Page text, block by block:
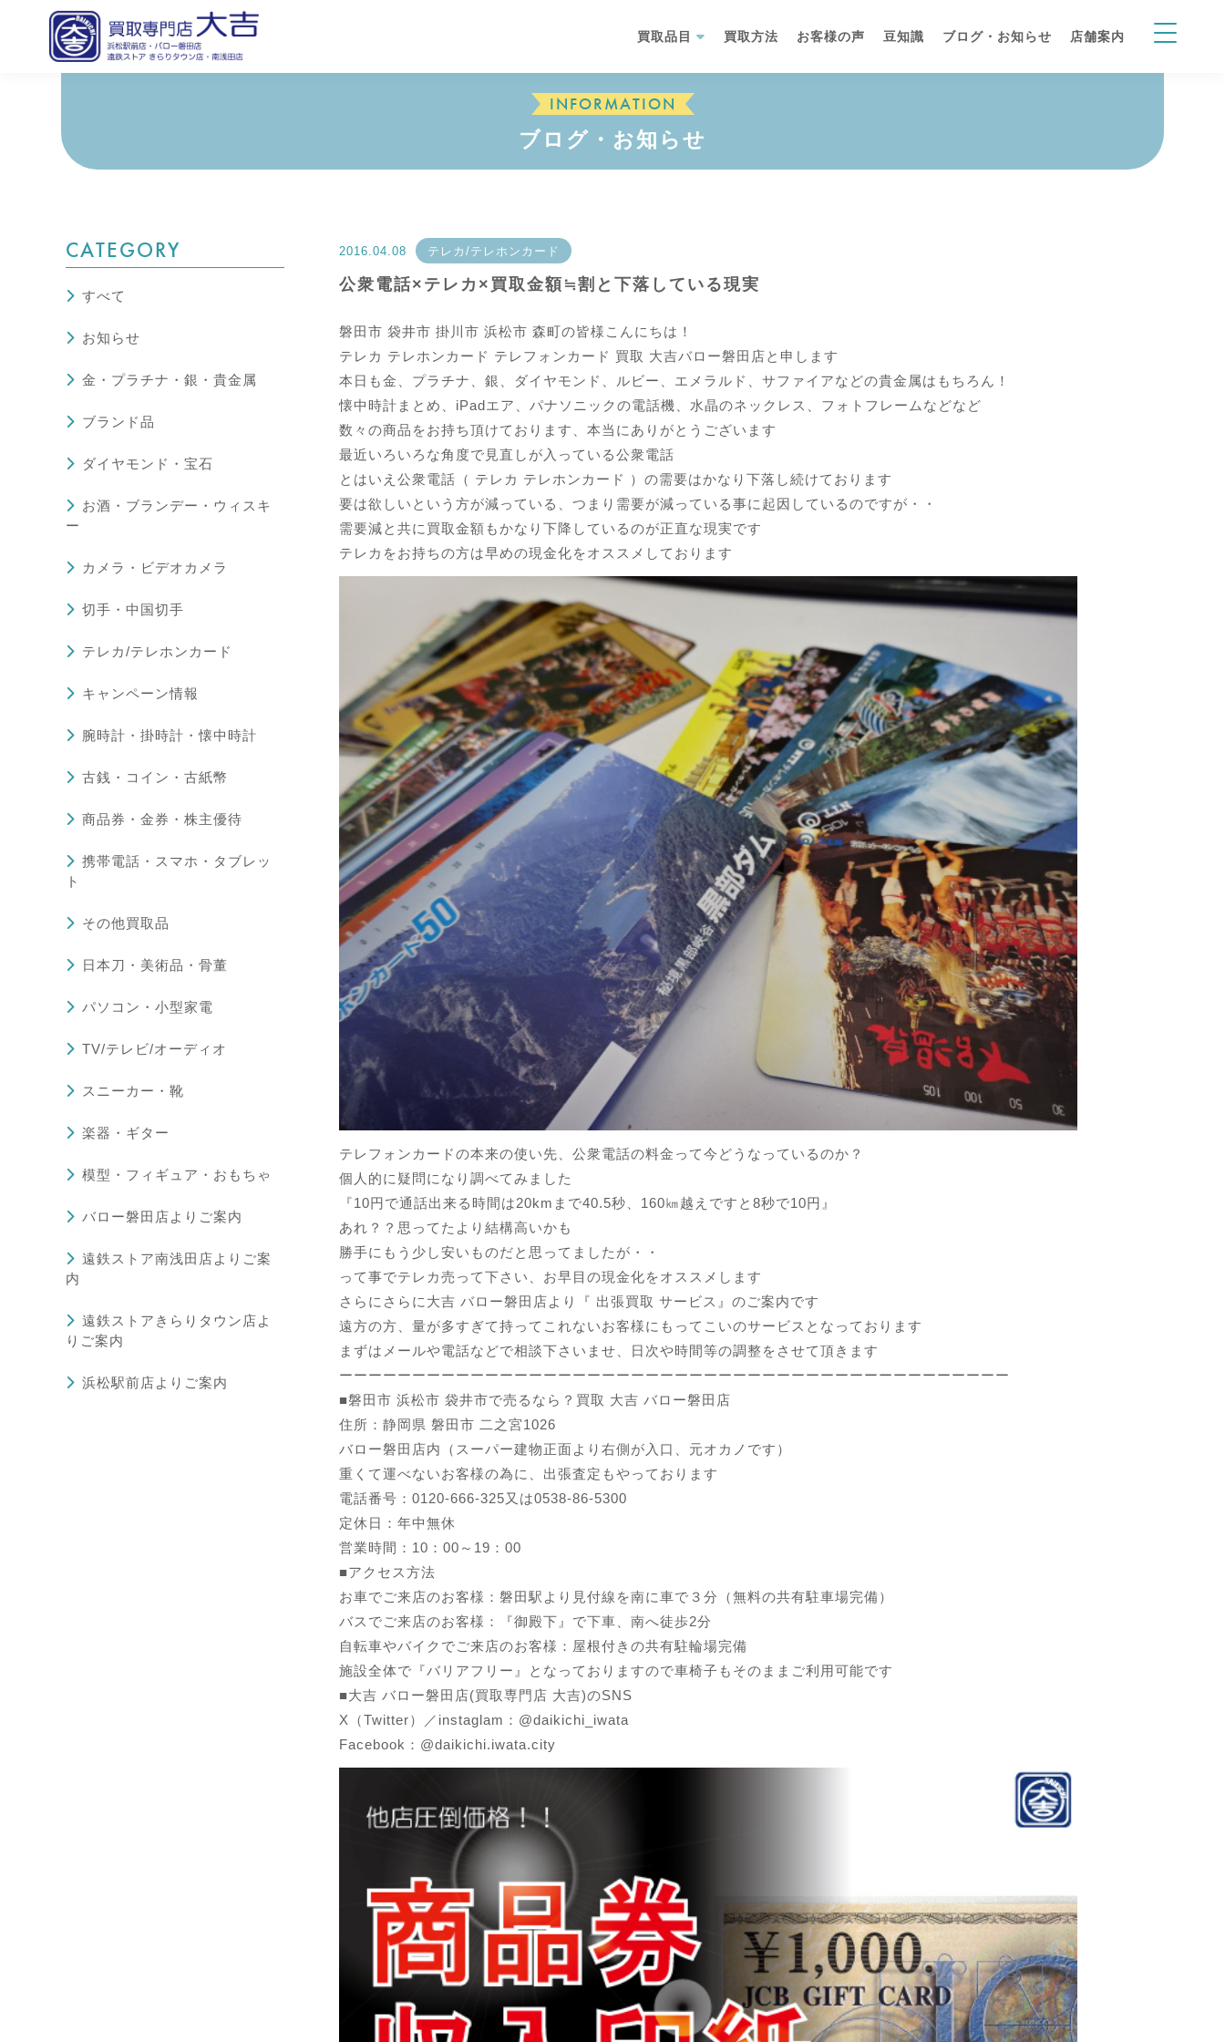
買取品目 買取方法 お客様の声 豆知識 ブログ・お知らせ 店舗案内
INFORMATION
ブログ・お知らせ
2016.04.08 テレカ/テレホンカード
公衆電話×テレカ×買取金額≒割と下落している現実
磐田市 袋井市 掛川市 浜松市 森町の皆様こんにちは！
テレカ テレホンカード テレフォンカード 買取 大吉バロー磐田店と申します
本日も金、プラチナ、銀、ダイヤモンド、ルビー、エメラルド、サファイアなどの貴金属はもちろん！
懐中時計まとめ、iPadエア、パナソニックの電話機、水晶のネックレス、フォトフレームなどなど
数々の商品をお持ち頂けております、本当にありがとうございます
最近いろいろな角度で見直しが入っている公衆電話
とはいえ公衆電話（ テレカ テレホンカード ）の需要はかなり下落し続けております
要は欲しいという方が減っている、つまり需要が減っている事に起因しているのですが・・
需要減と共に買取金額もかなり下降しているのが正直な現実です
テレカをお持ちの方は早めの現金化をオススメしております
テレフォンカードの本来の使い先、公衆電話の料金って今どうなっているのか？
個人的に疑問になり調べてみました
『10円で通話出来る時間は20kmまで40.5秒、160㎞越えですと8秒で10円』
あれ？？思ってたより結構高いかも
勝手にもう少し安いものだと思ってましたが・・
って事でテレカ売って下さい、お早目の現金化をオススメします
さらにさらに大吉 バロー磐田店より『 出張買取 サービス』のご案内です
遠方の方、量が多すぎて持ってこれないお客様にもってこいのサービスとなっております
まずはメールや電話などで相談下さいませ、日次や時間等の調整をさせて頂きます
ーーーーーーーーーーーーーーーーーーーーーーーーーーーーーーーーーーーーーーーーーーーーーー
■磐田市 浜松市 袋井市で売るなら？買取 大吉 バロー磐田店
住所：静岡県 磐田市 二之宮1026
バロー磐田店内（スーパー建物正面より右側が入口、元オカノです）
重くて運べないお客様の為に、出張査定もやっております
電話番号：0120-666-325又は0538-86-5300
定休日：年中無休
営業時間：10：00～19：00
■アクセス方法
お車でご来店のお客様：磐田駅より見付線を南に車で３分（無料の共有駐車場完備）
バスでご来店のお客様：『御殿下』で下車、南へ徒歩2分
自転車やバイクでご来店のお客様：屋根付きの共有駐輪場完備
施設全体で『バリアフリー』となっておりますので車椅子もそのままご利用可能です
■大吉 バロー磐田店(買取専門店 大吉)のSNS
X（Twitter）／instaglam：@daikichi_iwata
Facebook：@daikichi.iwata.city
CATEGORY
すべて
お知らせ
金・プラチナ・銀・貴金属
ブランド品
ダイヤモンド・宝石
お酒・ブランデー・ウィスキ
ー
カメラ・ビデオカメラ
切手・中国切手
テレカ/テレホンカード
キャンペーン情報
腕時計・掛時計・懐中時計
古銭・コイン・古紙幣
商品券・金券・株主優待
携帯電話・スマホ・タブレッ
ト
その他買取品
日本刀・美術品・骨董
パソコン・小型家電
TV/テレビ/オーディオ
スニーカー・靴
楽器・ギター
模型・フィギュア・おもちゃ
バロー磐田店よりご案内
遠鉄ストア南浅田店よりご案
内
遠鉄ストアきらりタウン店よ
りご案内
浜松駅前店よりご案内